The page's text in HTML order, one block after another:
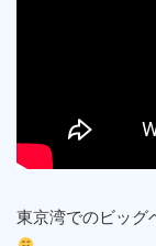
東京湾でのビッグ